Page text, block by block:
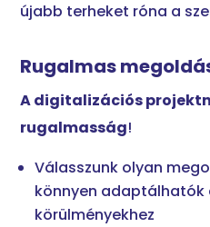
újabb terheket róna a
Rugalmas
A digitalizációs
rugalmasság!
Válasszunk olyan
könnyen adaptálhatók
körülményekhez